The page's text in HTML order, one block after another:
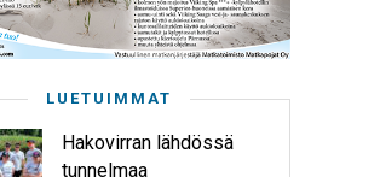
LUETUIMMAT
Hakovirran lähdössä
tunnelmaa